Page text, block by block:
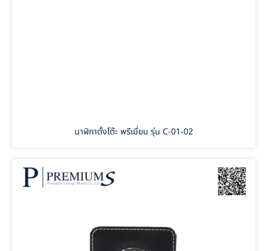
นาฬิกาตั้งโต๊ะ พรีเมี่ยม รุ่น C-01-02